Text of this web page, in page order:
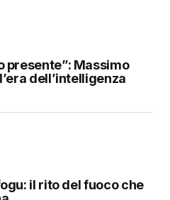
presente”: Massimo
dell’intelligenza
il rito del fuoco che